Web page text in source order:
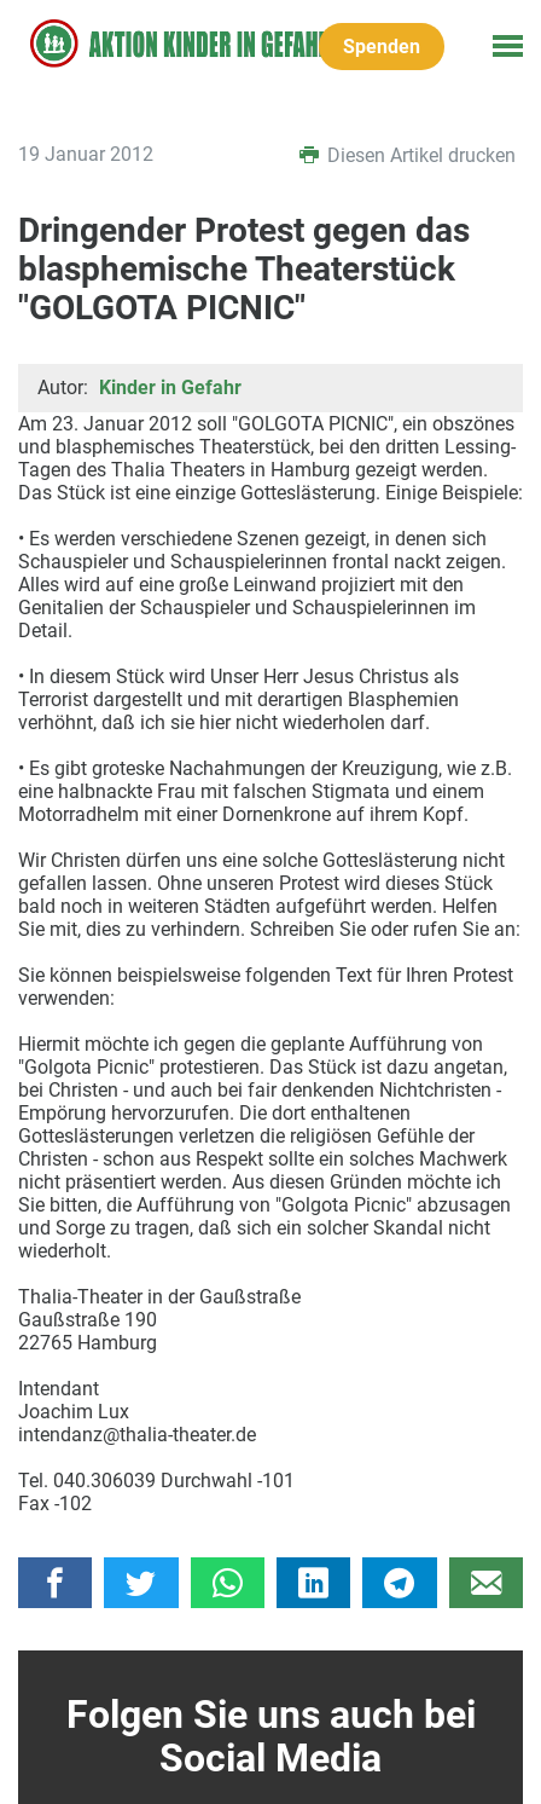
Spenden
19 Januar 2012 Diesen Artikel drucken
Dringender Protest gegen das
blasphemische Theaterstück
"GOLGOTA PICNIC"
Autor: Kinder in Gefahr
Am 23. Januar 2012 soll "GOLGOTA PICNIC", ein obszönes
und blasphemisches Theaterstück, bei den dritten Lessing-
Tagen des Thalia Theaters in Hamburg gezeigt werden.
Das Stück ist eine einzige Gotteslästerung. Einige Beispiele:
• Es werden verschiedene Szenen gezeigt, in denen sich
Schauspieler und Schauspielerinnen frontal nackt zeigen.
Alles wird auf eine große Leinwand projiziert mit den
Genitalien der Schauspieler und Schauspielerinnen im
Detail.
• In diesem Stück wird Unser Herr Jesus Christus als
Terrorist dargestellt und mit derartigen Blasphemien
verhöhnt, daß ich sie hier nicht wiederholen darf.
• Es gibt groteske Nachahmungen der Kreuzigung, wie z.B.
eine halbnackte Frau mit falschen Stigmata und einem
Motorradhelm mit einer Dornenkrone auf ihrem Kopf.
Wir Christen dürfen uns eine solche Gotteslästerung nicht
gefallen lassen. Ohne unseren Protest wird dieses Stück
bald noch in weiteren Städten aufgeführt werden. Helfen
Sie mit, dies zu verhindern. Schreiben Sie oder rufen Sie an:
Sie können beispielsweise folgenden Text für Ihren Protest
verwenden:
Hiermit möchte ich gegen die geplante Aufführung von
"Golgota Picnic" protestieren. Das Stück ist dazu angetan,
bei Christen - und auch bei fair denkenden Nichtchristen -
Empörung hervorzurufen. Die dort enthaltenen
Gotteslästerungen verletzen die religiösen Gefühle der
Christen - schon aus Respekt sollte ein solches Machwerk
nicht präsentiert werden. Aus diesen Gründen möchte ich
Sie bitten, die Aufführung von "Golgota Picnic" abzusagen
und Sorge zu tragen, daß sich ein solcher Skandal nicht
wiederholt.
Thalia-Theater in der Gaußstraße
Gaußstraße 190
22765 Hamburg
Intendant
Joachim Lux
intendanz@thalia-theater.de
Tel. 040.306039 Durchwahl -101
Fax -102
Folgen Sie uns auch bei
Social Media